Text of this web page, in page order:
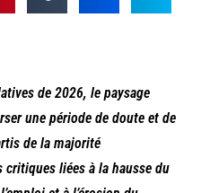
de 2026, le paysage
une période de doute et de
de la majorité
critiques liées à la hausse du